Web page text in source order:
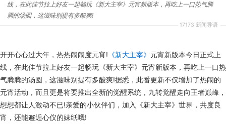
17173 新闻导语
线，在此佳节拉上好友一起畅玩《新大主宰》元宵新版本，再吃上一口热气腾
腾的汤圆，这滋味别提有多酸爽!
开开心心过大年，热热闹闹度元宵! 《新大主宰》 元宵新版本今日正式上
线，在此佳节拉上好友一起畅玩《新大主宰》元宵新版本，再吃上一口热
气腾腾的汤圆，这滋味别提有多酸爽!据悉，此番更新不仅增加了热闹的
元宵活动，而且更是将要推出全新的觉醒系统，九转觉醒走向王者巅峰，
想想都让人激动不已!亲爱的小伙伴们，加入《新大主宰》世界，共度良
宵，还能邂逅心仪的妹纸哦!